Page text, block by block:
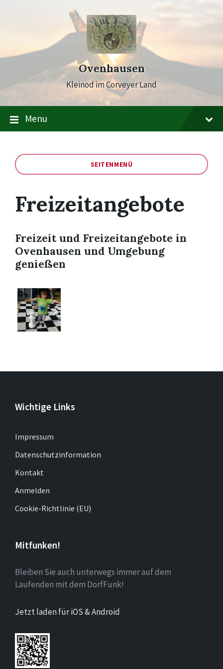
Ovenhausen
Kleinod im Corveyer Land
Menu
SEITENMENÜ
Freizeitangebote
Freizeit und Freizeitangebote in
Ovenhausen und Umgebung
genießen
Wichtige Links
Impressum
Datenschutzinformation
Kontakt
Anmelden
Cookie-Richtlinie (EU)
Mitfunken!
Bleiben Sie auch unterwegs immer auf dem
Laufenden mit dem DorfFunk!
Jetzt laden für iOS & Android